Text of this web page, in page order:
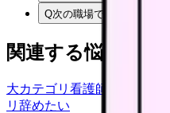
Q次の職場では何を確認す
関連する悩みカテ
大カテゴリ 看護師の悩み
リ 辞めたい